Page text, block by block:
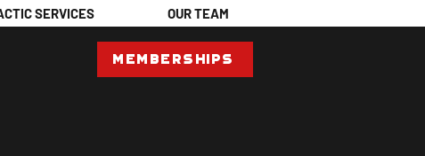
SERVICES
Memberships
OUR TEAM